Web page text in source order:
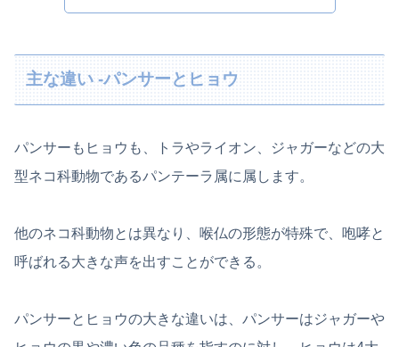
主な違い -パンサーとヒョウ
パンサーもヒョウも、トラやライオン、ジャガーなどの大
型ネコ科動物であるパンテーラ属に属します。
他のネコ科動物とは異なり、喉仏の形態が特殊で、咆哮と
呼ばれる大きな声を出すことができる。
パンサーとヒョウの大きな違いは、パンサーはジャガーや